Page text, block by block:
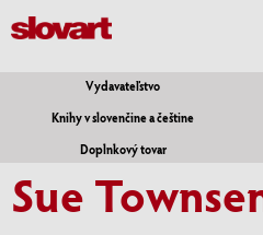
Vydavateľstvo
Knihy v slovenčine a češtine
Doplnkový tovar
Sue